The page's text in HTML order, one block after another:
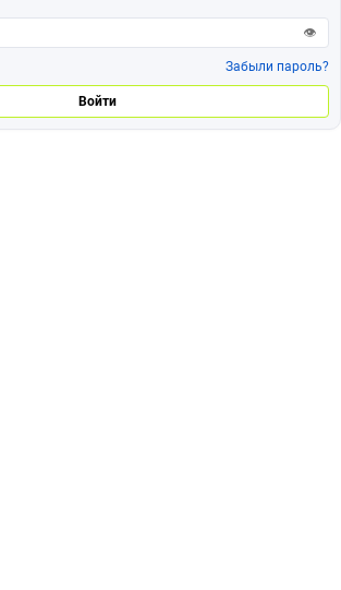
👁
Забыли пароль?
Войти